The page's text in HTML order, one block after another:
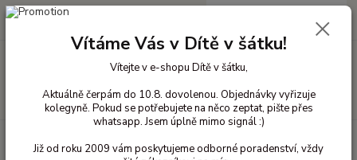
Hledat
+420 603 818 836
0 Kč
vkládací jádro organic 2ks
Vítáme Vás v Dítě v šátku!
Vítejte v e-shopu Dítě v šátku,
Aktuálně čerpám do 10.8. dovolenou. Objednávky vyřizuje
kolegyně. Pokud se potřebujete na něco zeptat, pište přes
whatsapp. Jsem úplně mimo signál :)
Již od roku 2009 vám poskytujeme odborné poradenství, vždy